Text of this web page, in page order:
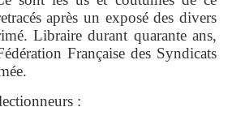
après un exposé des divers
Libraire durant quarante ans,
Française des Syndicats
: